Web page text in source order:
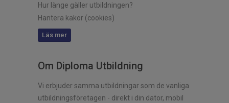
Hur länge gäller utbildningen?
Hantera kakor (cookies)
Läs mer
Om Diploma Utbildning
Vi erbjuder samma utbildningar som de vanliga
utbildningsföretagen - direkt i din dator, mobil